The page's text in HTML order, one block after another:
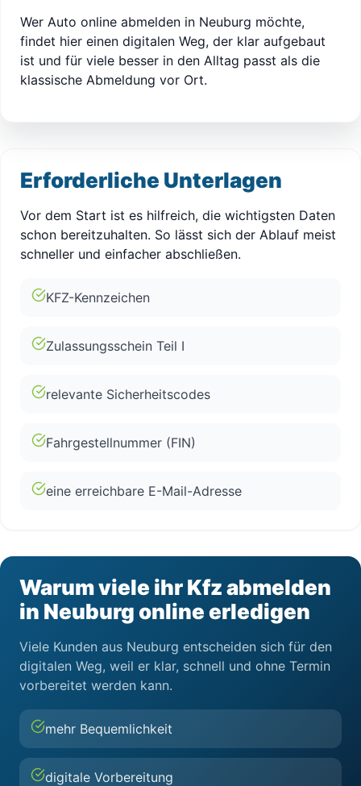
Wer Auto online abmelden in Neuburg möchte,
findet hier einen digitalen Weg, der klar aufgebaut
ist und für viele besser in den Alltag passt als die
klassische Abmeldung vor Ort.
Erforderliche Unterlagen
Vor dem Start ist es hilfreich, die wichtigsten Daten
schon bereitzuhalten. So lässt sich der Ablauf meist
schneller und einfacher abschließen.
KFZ-Kennzeichen
Zulassungsschein Teil I
relevante Sicherheitscodes
Fahrgestellnummer (FIN)
eine erreichbare E-Mail-Adresse
Warum viele ihr Kfz abmelden
in Neuburg online erledigen
Viele Kunden aus Neuburg entscheiden sich für den
digitalen Weg, weil er klar, schnell und ohne Termin
vorbereitet werden kann.
mehr Bequemlichkeit
digitale Vorbereitung